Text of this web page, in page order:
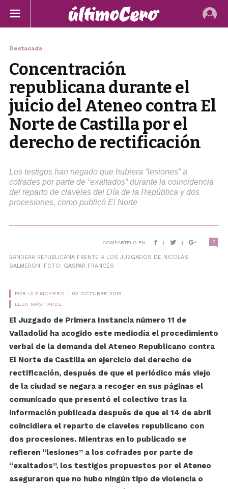
Destacada
Concentración
republicana durante el
juicio del Ateneo contra El
Norte de Castilla por el
derecho de rectificación
Los testigos han negado que hubiera “lesiones” a
cofrades por parte de “exaltados” durante la coincidencia
del reparto de claveles del Día de la República y dos
procesiones, como publicó El Norte
COMPÁRTELO EN: | | 0
BANDERA REPUBLICANA FRENTE A LOS JUZGADOS DE NICOLÁS
SALMERÓN. FOTO: GASPAR FRANCÉS
POR ÚLTIMOCERO
02 OCTUBRE 2019
LEER MÁS TARDE
El Juzgado de Primera Instancia número 11 de
Valladolid ha acogido este mediodía el procedimiento
verbal de la demanda del Ateneo Republicano contra
El Norte de Castilla en ejercicio del derecho de
rectificación, después de que el periódico más viejo
de la ciudad se negara a recoger en sus páginas el
comunicado que presentó el colectivo tras la
información publicada después de que el 14 de abril
coincidiera el reparto de claveles republicano con
dos procesiones. Mientras en lo publicado se
refieren “lesiones” a los cofrades por parte de
“exaltados”, los testigos propuestos por el Ateneo
aseguraron que no hubo ningún tipo de violencia o